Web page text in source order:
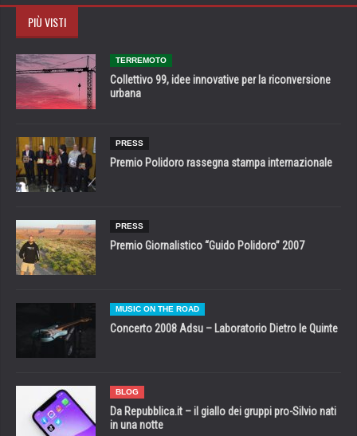
PIÙ VISTI
TERREMOTO
Collettivo 99, idee innovative per la riconversione
urbana
PRESS
Premio Polidoro rassegna stampa internazionale
PRESS
Premio Giornalistico “Guido Polidoro” 2007
MUSIC ON THE ROAD
Concerto 2008 Adsu – Laboratorio Dietro le Quinte
BLOG
Da Repubblica.it – il giallo dei gruppi pro-Silvio nati
in una notte